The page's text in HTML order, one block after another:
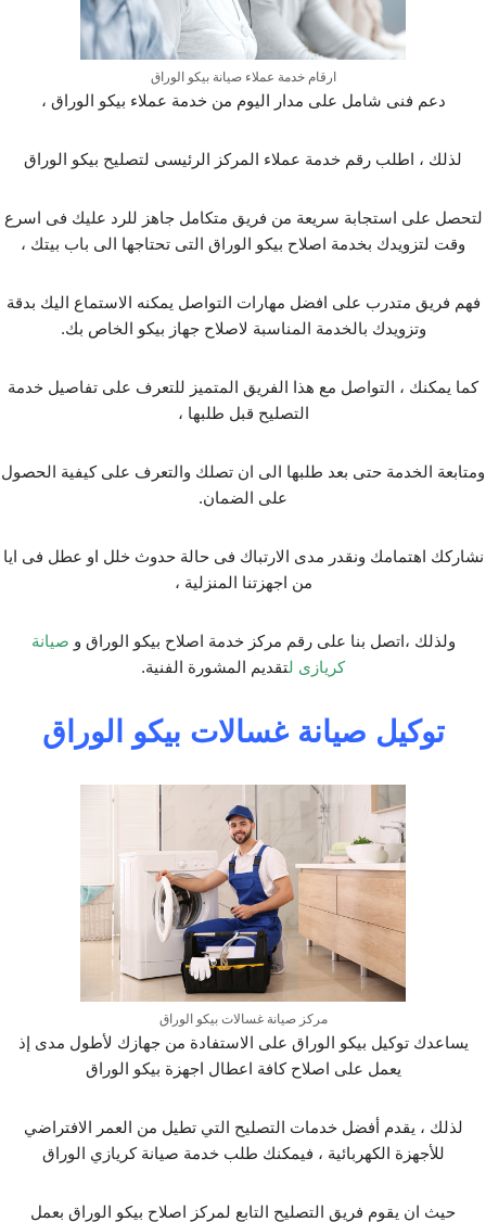
ارقام خدمة عملاء صيانة بيكو الوراق
دعم فنى شامل على مدار اليوم من خدمة عملاء بيكو الوراق ،
لذلك ، اطلب رقم خدمة عملاء المركز الرئيسى لتصليح بيكو الوراق
لتحصل على استجابة سريعة من فريق متكامل جاهز للرد عليك فى اسرع
وقت لتزويدك بخدمة اصلاح بيكو الوراق التى تحتاجها الى باب بيتك ،
فهم فريق متدرب على افضل مهارات التواصل يمكنه الاستماع اليك بدقة
وتزويدك بالخدمة المناسبة لاصلاح جهاز بيكو الخاص بك.
كما يمكنك ، التواصل مع هذا الفريق المتميز للتعرف على تفاصيل خدمة
التصليح قبل طلبها ،
ومتابعة الخدمة حتى بعد طلبها الى ان تصلك والتعرف على كيفية الحصول
على الضمان.
نشاركك اهتمامك ونقدر مدى الارتباك فى حالة حدوث خلل او عطل فى ايا
من اجهزتنا المنزلية ،
ولذلك ،اتصل بنا على رقم مركز خدمة اصلاح بيكو الوراق و صيانة
كريازى لتقديم المشورة الفنية.
توكيل صيانة غسالات بيكو الوراق
مركز صيانة غسالات بيكو الوراق
يساعدك توكيل بيكو الوراق على الاستفادة من جهازك لأطول مدى إذ
يعمل على اصلاح كافة اعطال اجهزة بيكو الوراق
لذلك ، يقدم أفضل خدمات التصليح التي تطيل من العمر الافتراضي
للأجهزة الكهربائية ، فيمكنك طلب خدمة صيانة كريازي الوراق
حيث ان يقوم فريق التصليح التابع لمركز اصلاح بيكو الوراق بعمل